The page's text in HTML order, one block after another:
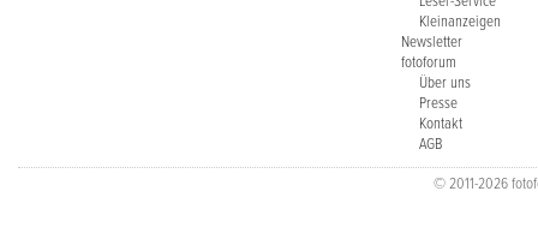
Kleinanzeigen
Newsletter
fotoforum
Über uns
Presse
Kontakt
AGB
© 2011-2026